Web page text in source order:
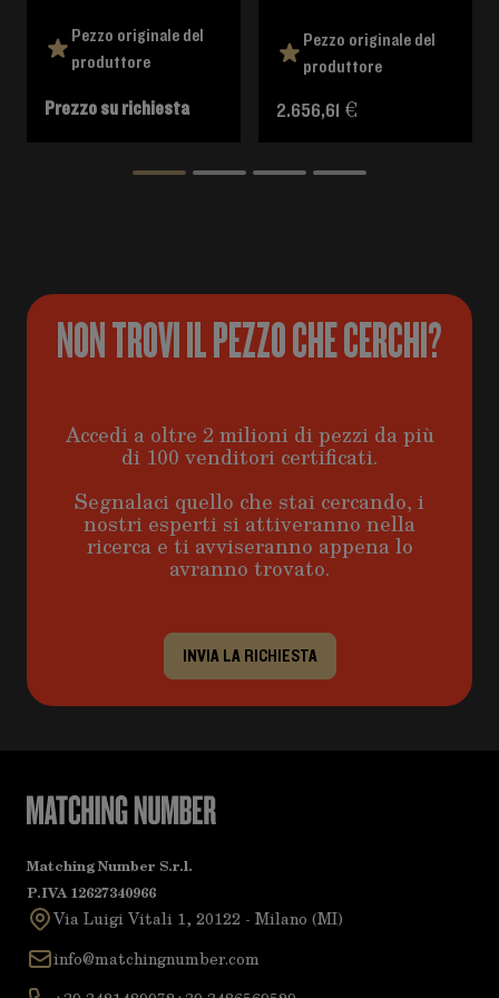
Pezzo originale del
produttore
Prezzo su richiesta
Pezzo originale del
produttore
2.656,61 €
NON TROVI IL PEZZO CHE CERCHI?
Accedi a oltre 2 milioni di pezzi da più
di 100 venditori certificati.
Segnalaci quello che stai cercando, i
nostri esperti si attiveranno nella
ricerca e ti avviseranno appena lo
avranno trovato.
INVIA LA RICHIESTA
Matching Number S.r.l.
P.IVA 12627340966
Via Luigi Vitali 1, 20122 - Milano (MI)
info@matchingnumber.com